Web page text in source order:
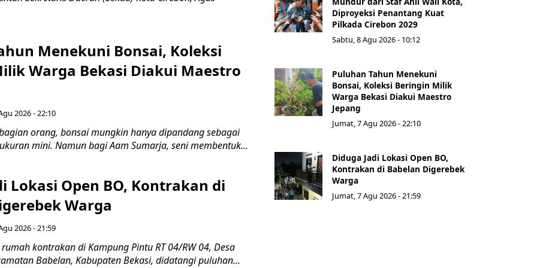
Menekuni Bonsai, Koleksi
Warga Bekasi Diakui Maestro
2026 - 22:10
orang, bonsai mungkin hanya dipandang sebagai
mini. Namun bagi Aam Sumarja, seni membentuk...
Lokasi Open BO, Kontrakan di
Warga
2026 - 21:59
kontrakan di Kampung Pintu RT 04/RW 04, Desa
Babelan, Kabupaten Bekasi, didatangi puluhan...
Diproyeksi Penantang Kuat
Pilkada Cirebon 2029
Sabtu, 8 Agu 2026 - 10:12
Puluhan Tahun Menekuni
Bonsai, Koleksi Beringin Milik
Warga Bekasi Diakui Maestro
Jepang
Jumat, 7 Agu 2026 - 22:10
Diduga Jadi Lokasi Open BO,
Kontrakan di Babelan Digerebek
Warga
Jumat, 7 Agu 2026 - 21:59